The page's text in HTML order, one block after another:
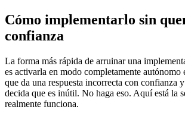
Cómo implementarlo sin
confianza
La forma más rápida de arruinar una
es activarla en modo completamente
que da una respuesta incorrecta con confianza
decida que es inútil. No haga eso. Aquí está la
realmente funciona.